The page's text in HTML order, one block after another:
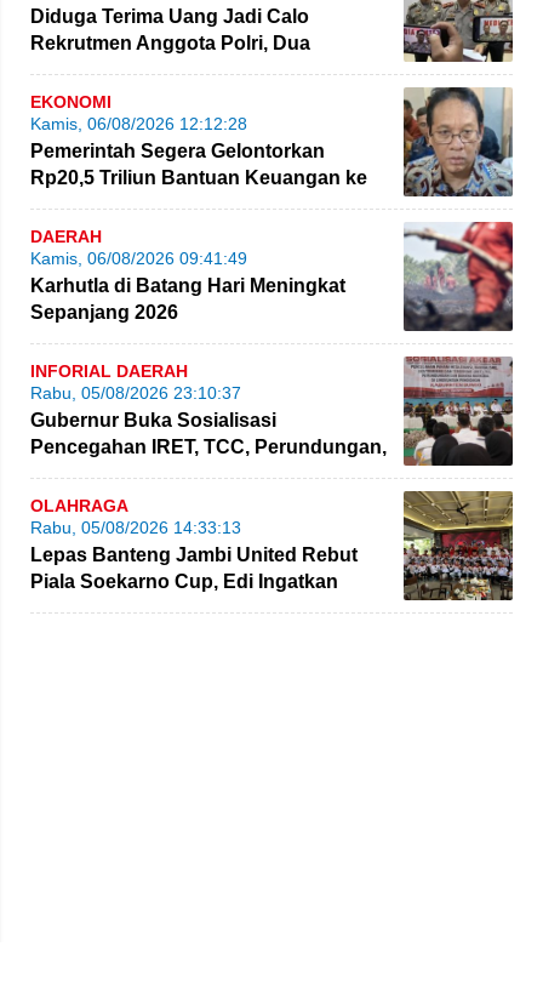
Diduga Terima Uang Jadi Calo
Rekrutmen Anggota Polri, Dua
Personel Polda Jambi Diproses
EKONOMI
Kamis, 06/08/2026 12:12:28
Pemerintah Segera Gelontorkan
Rp20,5 Triliun Bantuan Keuangan ke
Daerah
DAERAH
Kamis, 06/08/2026 09:41:49
Karhutla di Batang Hari Meningkat
Sepanjang 2026
INFORIAL DAERAH
Rabu, 05/08/2026 23:10:37
Gubernur Buka Sosialisasi
Pencegahan IRET, TCC, Perundungan,
dan Bahaya Narkoba di Bungo
OLAHRAGA
Rabu, 05/08/2026 14:33:13
Lepas Banteng Jambi United Rebut
Piala Soekarno Cup, Edi Ingatkan
Pemain Jaga Sportivitas